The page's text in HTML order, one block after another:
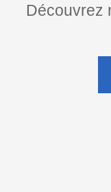
Découvrez